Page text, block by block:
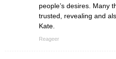
people’s desires. Many
trusted, revealing and
Kate.
Reageer